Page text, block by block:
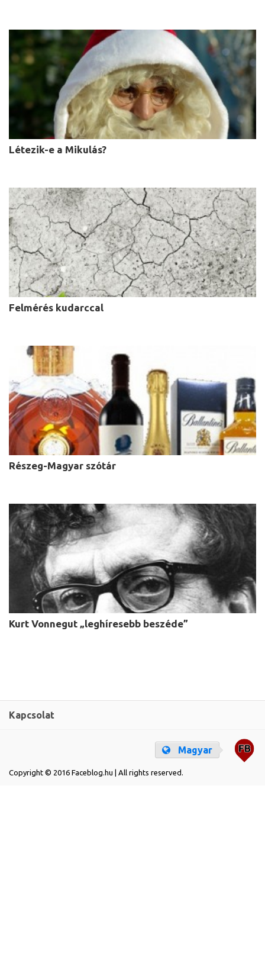
Létezik-e a Mikulás?
Felmérés kudarccal
Részeg-Magyar szótár
Kurt Vonnegut „leghíresebb beszéde”
Kapcsolat
Magyar
Copyright © 2016 Faceblog.hu | All rights reserved.